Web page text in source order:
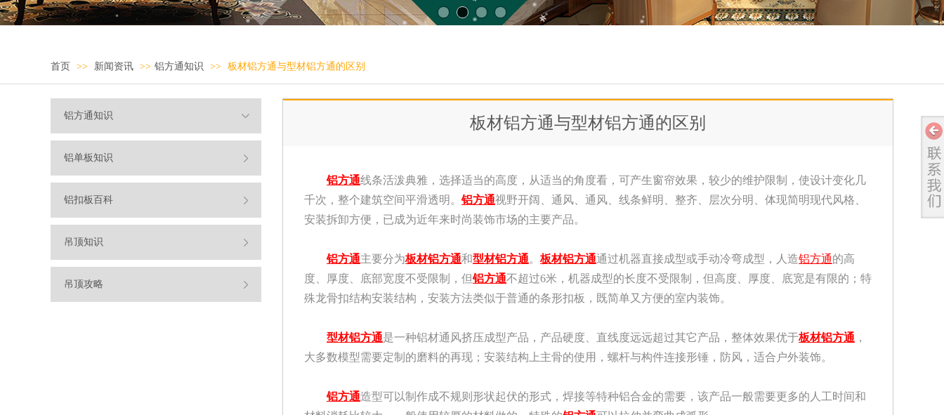
首页 >> 新闻资讯 >> 铝方通知识 >> 板材铝方通与型材铝方通的区别
铝方通知识
铝单板知识
铝扣板百科
吊顶知识
吊顶攻略
板材铝方通与型材铝方通的区别
铝方通线条活泼典雅，选择适当的高度，从适当的角度看，可产生窗帘效果，较少的维护限制，使设计变化几
千次，整个建筑空间平滑透明。铝方通视野开阔、通风、通风、线条鲜明、整齐、层次分明、体现简明现代风格、
安装拆卸方便，已成为近年来时尚装饰市场的主要产品。
铝方通主要分为板材铝方通和型材铝方通。 板材铝方通通过机器直接成型或手动冷弯成型，人造铝方通的高
度、厚度、底部宽度不受限制，但铝方通不超过6米，机器成型的长度不受限制，但高度、厚度、底宽是有限的；特
殊龙骨扣结构安装结构，安装方法类似于普通的条形扣板，既简单又方便的室内装饰。
型材铝方通是一种铝材通风挤压成型产品，产品硬度、直线度远远超过其它产品，整体效果优于板材铝方通 ，
大多数模型需要定制的磨料的再现；安装结构上主骨的使用，螺杆与构件连接形锤，防风，适合户外装饰。
铝方通造型可以制作成不规则形状起伏的形式，焊接等特种铝合金的需要，该产品一般需要更多的人工时间和